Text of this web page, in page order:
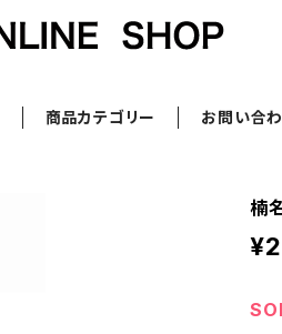
商品カテゴリー お問い合
楠